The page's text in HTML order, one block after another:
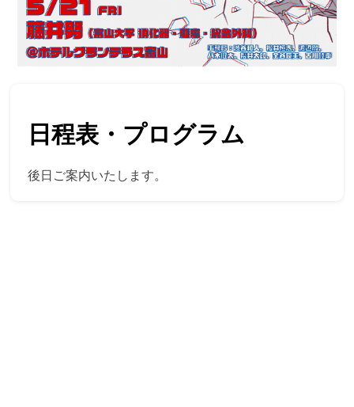
日程表・プログラム
後日ご案内いたします。